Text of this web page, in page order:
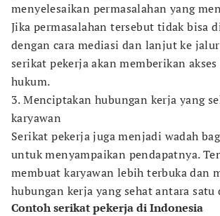
menyelesaikan permasalahan yang
Jika permasalahan tersebut tidak bisa
dengan cara mediasi dan lanjut ke
serikat pekerja akan memberikan
hukum.
3. Menciptakan hubungan kerja yang
karyawan
Serikat pekerja juga menjadi wadah
untuk menyampaikan pendapatnya.
membuat karyawan lebih terbuka dan
hubungan kerja yang sehat antara
Contoh serikat pekerja di Indonesia